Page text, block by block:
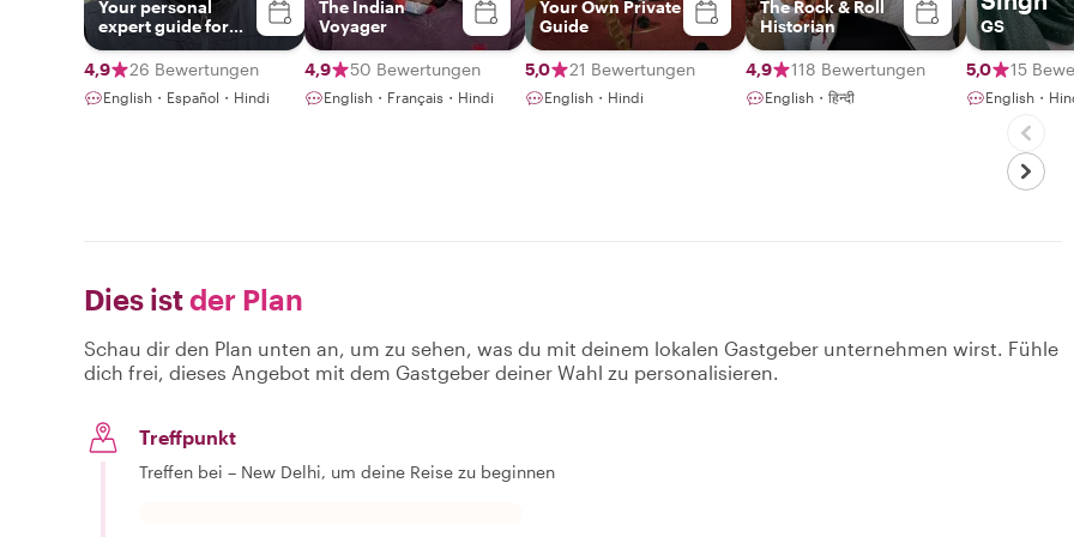
Your personal
expert guide for
Delhi, Agra &
Jaipur!!
4,9 26 Bewertungen
English・Español・Hindi
The Indian
Voyager
4,9 50 Bewertungen
English・Français・Hindi
Your Own Private
Guide
5,0 21 Bewertungen
English・Hindi
The Rock & Roll
Historian
4,9 118 Bewertungen
English・हिन्दी
GS
5,0 15
English・
Dies istder Plan
Schau dir den Plan unten an, um zu sehen, was du mit deinem lokalen Gastgeber unternehmen wirst. Fühle
dich frei, dieses Angebot mit dem Gastgeber deiner Wahl zu personalisieren.
Treffpunkt
Treffen bei – New Delhi, um deine Reise zu beginnen